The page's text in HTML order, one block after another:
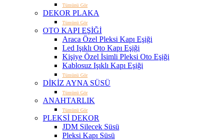
Tümünü Gör
DEKOR PLAKA
Tümünü Gör
OTO KAPI EŞİĞİ
Araca Özel Pleksi Kapı Eşiği
Led Işıklı Oto Kapı Eşiği
Kişiye Özel İsimli Pleksi Oto Eşiği
Kablosuz Işıklı Kapı Eşiği
Tümünü Gör
DİKİZ AYNA SÜSÜ
Tümünü Gör
ANAHTARLIK
Tümünü Gör
PLEKSİ DEKOR
JDM Silecek Süsü
Pleksi Kapı Süsü